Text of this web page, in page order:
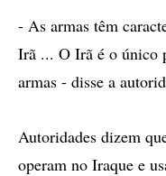
- As armas têm
Irã ... O Irã é o único
armas - disse a
Autoridades dizem
operam no Iraque e